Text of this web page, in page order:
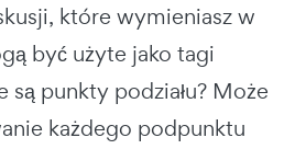
które wymieniasz w
być użyte jako tagi
są punkty podziału? Może
każdego podpunktu